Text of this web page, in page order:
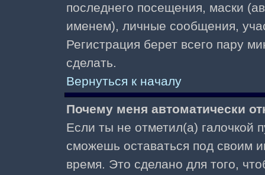
последнего посещения, маски
именем), личные сообщения,
Регистрация берет всего пару
сделать.
Вернуться к началу
Почему меня автоматически
Если ты не отметил(а) галочкой
сможешь оставаться под своим
время. Это сделано для того,